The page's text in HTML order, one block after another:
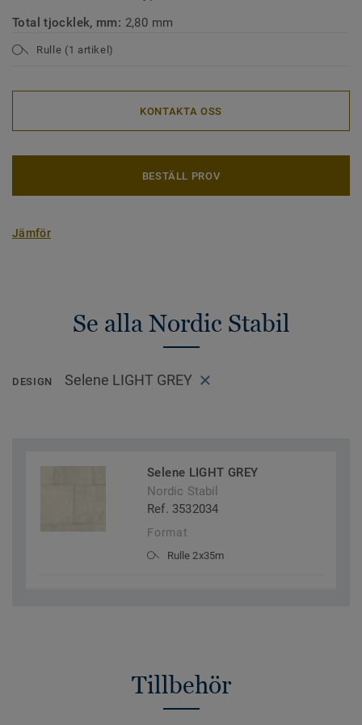
Total tjocklek, mm: 2,80 mm
Rulle (1 artikel)
KONTAKTA OSS
BESTÄLL PROV
Jämför
Se alla Nordic Stabil
DESIGN Selene LIGHT GREY
Selene LIGHT GREY
Nordic Stabil
Ref. 3532034
Format
Rulle 2x35m
Tillbehör